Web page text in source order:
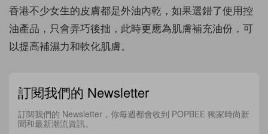
香港不少女生的皮膚都是外油內乾，如果選錯了使用控
油產品，只會弄巧後拙，此時更應為肌膚補充油份，可
以提高補濕力和軟化肌膚。
訂閱我們的 Newsletter
訂閱我們的 Newsletter，你每週都會收到 POPBEE 獨家時尚新
聞和最新潮流資訊。